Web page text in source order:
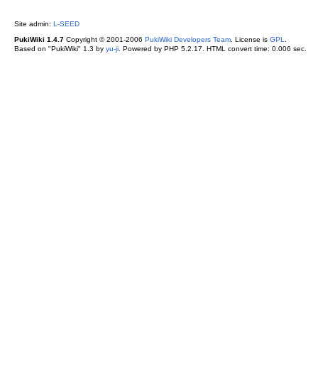
Site admin: L-SEED
PukiWiki 1.4.7Copyright © 2001-2006 PukiWiki Developers Team. License is GPL
Based on "PukiWiki" 1.3 by yu-ji. Powered by PHP 5.2.17. HTML convert time: 0.006 sec.